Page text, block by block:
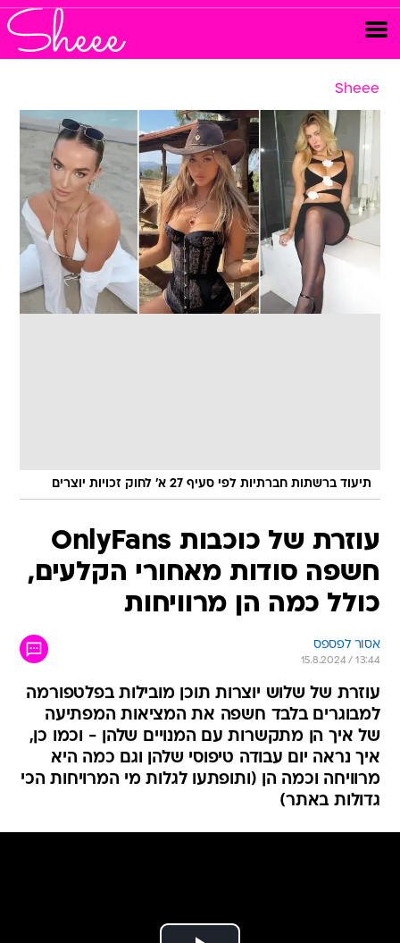
Sheee
תיעוד ברשתות חברתיות לפי סעיף 27 א' לחוק זכויות יוצרים
עוזרת של כוכבות OnlyFans
חשפה סודות מאחורי הקלעים,
כולל כמה הן מרוויחות
אסור לפספס
15.8.2024 / 13:44
עוזרת של שלוש יוצרות תוכן מובילות בפלטפורמה
למבוגרים בלבד חשפה את המציאות המפתיעה
של איך הן מתקשרות עם המנויים שלהן - וכמו כן,
איך נראה יום עבודה טיפוסי שלהן וגם כמה היא
מרוויחה וכמה הן (ותופתעו לגלות מי המרויחות הכי
גדולות באתר)